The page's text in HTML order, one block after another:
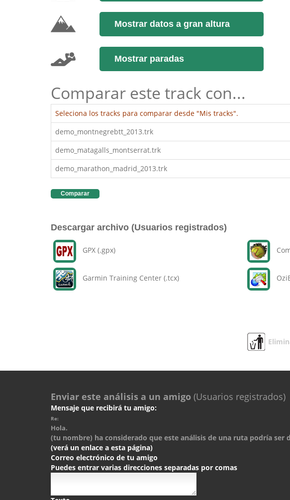
Mostrar datos a gran altura
Mostrar paradas
Comparar este track con...
Seleciona los tracks para comparar desde "Mis tracks".
demo_montnegrebtt_2013.trk
demo_matagalls_montserrat.trk
demo_marathon_madrid_2013.trk
Comparar
Descargar archivo (Usuarios registrados)
GPX (.gpx)
Garmin Training Center (.tcx)
Enviar este análisis a un amigo (Usuarios registrados)
Mensaje que recibirá tu amigo:
Re:
Hola.
(tu nombre) ha considerado que este análisis de una ruta podría ser
(verá un enlace a esta página)
Correo electrónico de tu amigo
Puedes entrar varias direcciones separadas por comas